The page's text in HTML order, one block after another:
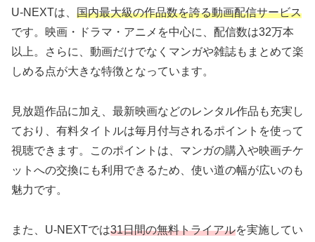
U-NEXTは、 国内最大級の作品数を誇る動画配信サービス
です。映画・ドラマ・アニメを中心に、配信数は32万本
以上。さらに、動画だけでなくマンガや雑誌もまとめて楽
しめる点が大きな特徴となっています。
見放題作品に加え、最新映画などのレンタル作品も充実し
ており、有料タイトルは毎月付与されるポイントを使って
視聴できます。このポイントは、マンガの購入や映画チケ
ットへの交換にも利用できるため、使い道の幅が広いのも
魅力です。
また、U-NEXTでは31日間の無料トライアルを実施してい